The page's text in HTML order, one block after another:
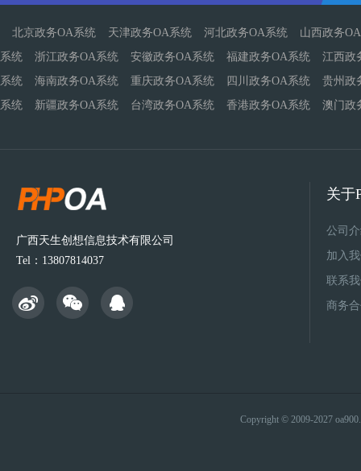
北京政务OA系统 天津政务OA系统 河北政务OA系统
山西政务
系统
浙江政务OA系统 安徽政务OA系统 福建政务OA系统
江西政
系统
海南政务OA系统 重庆政务OA系统 四川政务OA系统
贵州政
系统
新疆政务OA系统 台湾政务OA系统 香港政务OA系统 澳门政
广西天生创想信息技术有限公司
Tel：13807814037
关于
公司
加入
联系
商务
Copyright © 2009-2027